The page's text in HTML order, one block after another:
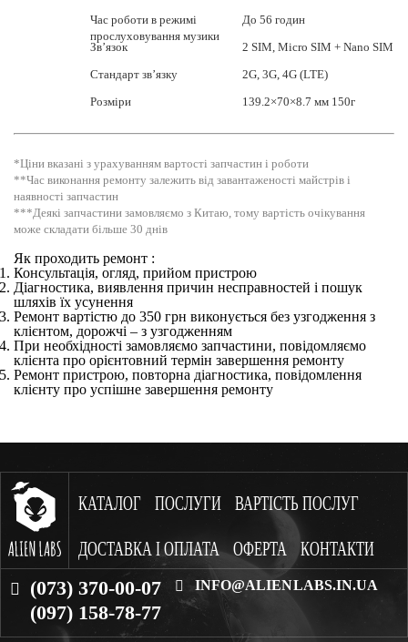
Час роботи в режимі
прослуховування музики
Зв’язок
Стандарт зв’язку
Розміри
До 56 годин
2 SIM, Micro SIM + Nano SIM
2G, 3G, 4G (LTE)
139.2×70×8.7 мм 150г
*Ціни вказані з урахуванням вартості запчастин і роботи
**Час виконання ремонту залежить від завантаженості майстрів і
наявності запчастин
***Деякі запчастини замовляємо з Китаю, тому вартість очікування
може складати більше 30 днів
Як проходить ремонт :
Консультація, огляд, прийом пристрою
Діагностика, виявлення причин несправностей і пошук
шляхів їх усунення
Ремонт вартістю до 350 грн виконується без узгодження з
клієнтом, дорожчі – з узгодженням
При необхідності замовляємо запчастини, повідомляємо
клієнта про орієнтовний термін завершення ремонту
Ремонт пристрою, повторна діагностика, повідомлення
клієнту про успішне завершення ремонту
КАТАЛОГ ПОСЛУГИ ВАРТІСТЬ ПОСЛУГ
ДОСТАВКА І ОПЛАТА ОФЕРТА КОНТАКТИ
(073) 370-00-07
(097) 158-78-77
INFO@ALIENLABS.IN.UA